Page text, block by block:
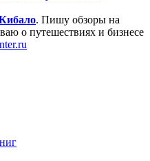
. Пишу обзоры на
о путешествиях и бизнесе